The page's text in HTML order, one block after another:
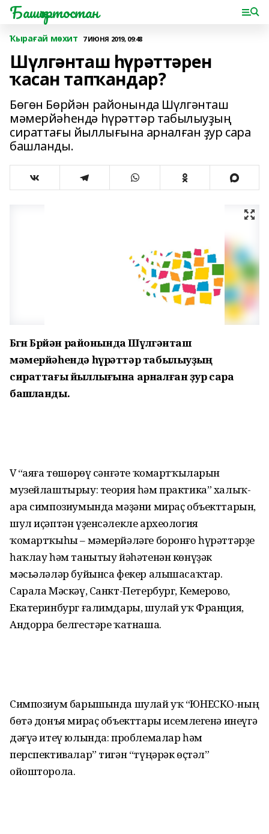
Башҡортостан
Ҡырағай мөхит 7 ИЮНЯ 2019, 09:48
Шүлгәнташ һүрәттәрен
ҡасан тапҡандар?
Бөгөн Бөрйән районында Шүлгәнташ
мәмерйәһендә һүрәттәр табылыуҙың
сираттағы йыллығына арналған ҙур сара
башланды.
Бөгөн Бөрйән районында Шүлгәнташ
мәмерйәһендә һүрәттәр табылыуҙың
сираттағы йыллығына арналған ҙур сара
башланды.
V “Ҡаяға төшөрөү сәнғәте ҡомартҡыларын
музейлаштырыу: теория һәм практика” халыҡ-
ара симпозиумында мәҙәни мираҫ объекттарын,
шул иҫәптән үҙенсәлекле археология
ҡомартҡыһы – мәмерйәләге боронғо һүрәттәрҙе
һаҡлау һәм танытыу йәһәтенән көнүҙәк
мәсьәләләр буйынса фекер алышасаҡтар.
Сарала Мәскәү, Санкт-Петербург, Кемерово,
Екатеринбург ғалимдары, шулай уҡ Франция,
Андорра белгестәре ҡатнаша.
Симпозиум барышында шулай уҡ “ЮНЕСКО-ның
бөтә донъя мираҫ объекттары исемлегенә инеүгә
дәғүә итеү юлында: проблемалар һәм
перспективалар” тигән “түңәрәк өҫтәл”
ойошторола.